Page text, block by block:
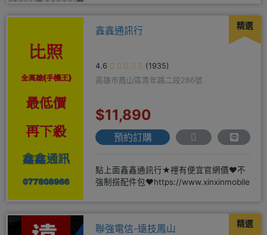
精選
鑫鑫通訊行
4.6
(1935)
高雄市鳳山區青年路二段286號
$11,890
預約訂購
點上面鑫鑫通訊行★裡有便宜官網價❤️不
強制搭配件包❤️https://www.xinxinmobile
精選
聯強電信-遠技鳳山